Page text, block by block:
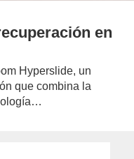
en
Hyperslide, un
que combina la